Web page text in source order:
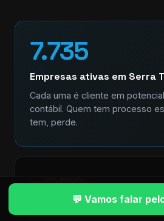
7.735
Empresas ativas em Serra
Cada uma é cliente em
contábil. Quem tem processo
tem, perde.
+858
Abertas nos últimos 12
💬 Vamos falar